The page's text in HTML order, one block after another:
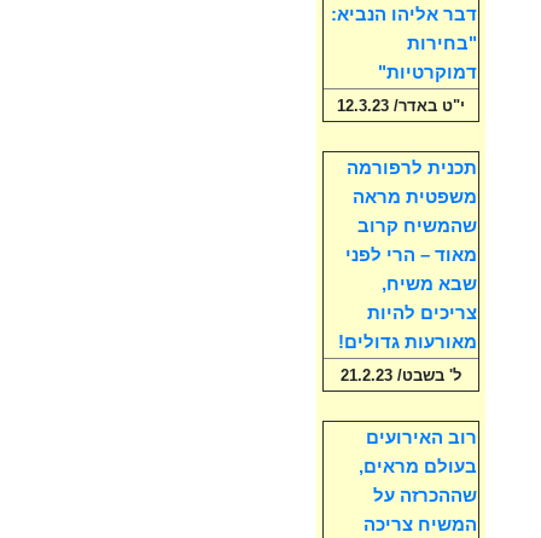
דבר אליהו הנביא:
"בחירות
דמוקרטיות"
י"ט באדר/ 12.3.23
תכנית לרפורמה
משפטית מראה
שהמשיח קרוב
מאוד – הרי לפני
שבא משיח,
צריכים להיות
מאורעות גדולים!
ל' בשבט/ 21.2.23
רוב האירועים
בעולם מראים,
שההכרזה על
המשיח צריכה